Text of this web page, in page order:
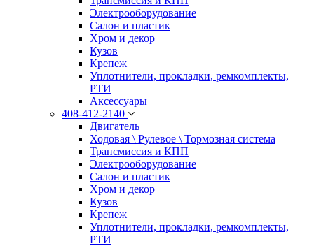
Электрооборудование
Салон и пластик
Хром и декор
Кузов
Крепеж
Уплотнители, прокладки, ремкомплекты,
РТИ
Аксессуары
408-412-2140
Двигатель
Ходовая \ Рулевое \ Тормозная система
Трансмиссия и КПП
Электрооборудование
Салон и пластик
Хром и декор
Кузов
Крепеж
Уплотнители, прокладки, ремкомплекты,
РТИ